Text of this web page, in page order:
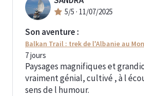
5/5 · 11/07/2025
Son aventure :
Balkan Trail : trek de l'Albanie au
7jours
Paysages magnifiques et
vraiment génial, cultivé , à l
sens de l humour.